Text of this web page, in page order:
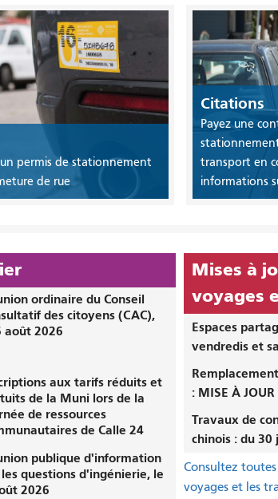
permis de stationnement
de rue
Citations
Payez une
transport en
informations
ordinaire du Conseil
des citoyens (CAC),
août 2026
aux tarifs réduits et
de la Muni lors de la
de ressources
de Calle 24
publique d'information
questions d'ingénierie, le
2026
Mises à
voyages
Espaces
vendredis et
: MISE À
Travaux de
chinois : du
Consultez
voyages et les